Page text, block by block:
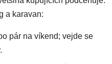
a karavan:
pár na víkend; vejde se